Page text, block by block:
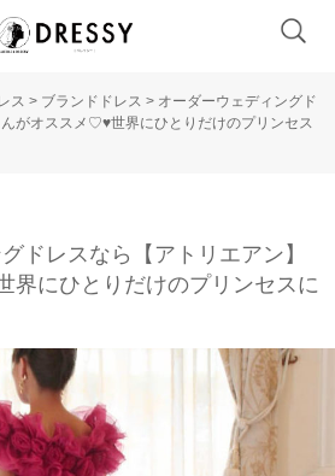
ス > ブランドドレス > オーダーウェディングド
がオススメ♡♥世界にひとりだけのプリンセス
ドレスなら【アトリエアン】
界にひとりだけのプリンセスに